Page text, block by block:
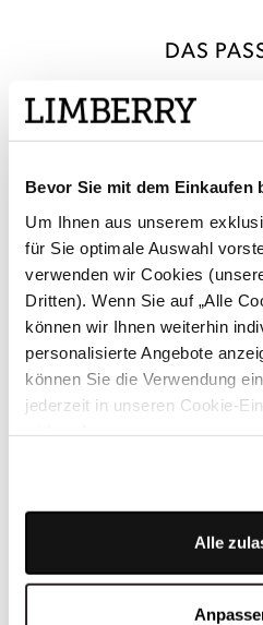
Bevor Sie mit dem Einkaufen
Um Ihnen aus unserem
für Sie optimale Auswahl
verwenden wir Cookies
Dritten). Wenn Sie auf „Alle
können wir Ihnen weiterhin
personalisierte Angebote
können Sie die Verwendung
jederzeit in unseren Cookie-
Alle
DAS